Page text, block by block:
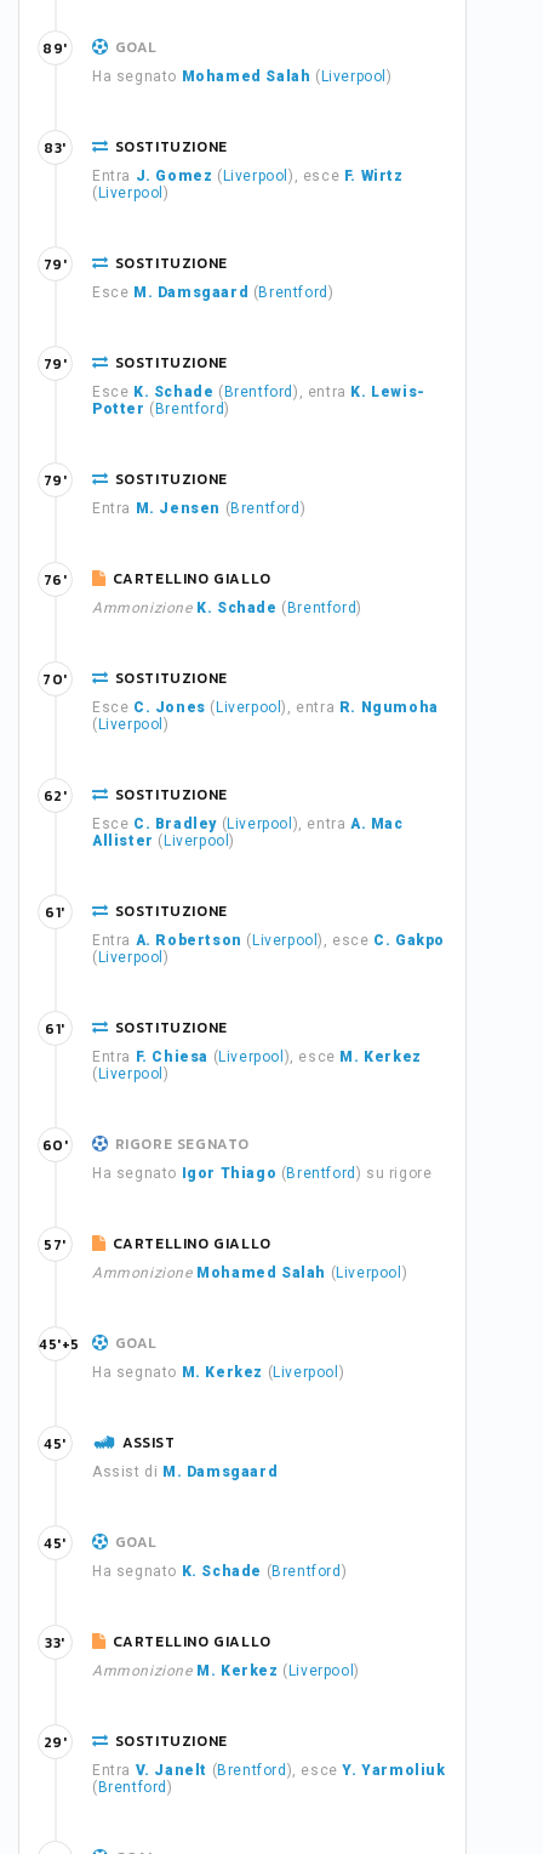
GOAL
Ha segnato Mohamed Salah ( Liverpool)
89'
SOSTITUZIONE
Entra J. Gomez ( Liverpool), esce F. Wirtz
( Liverpool)
83'
SOSTITUZIONE
Esce M. Damsgaard ( Brentford )
79'
SOSTITUZIONE
Esce K. Schade ( Brentford), entra K. Lewis-
Potter ( Brentford)
79'
SOSTITUZIONE
Entra M. Jensen ( Brentford )
79'
CARTELLINO GIALLO
Ammonizione K. Schade ( Brentford)
76'
SOSTITUZIONE
Esce C. Jones ( Liverpool), entra R. Ngumoha
( Liverpool)
70'
SOSTITUZIONE
Esce C. Bradley ( Liverpool ), entraA. Mac
Allister ( Liverpool)
62'
SOSTITUZIONE
Entra A. Robertson ( Liverpool), esce C. Gakpo
( Liverpool)
61'
SOSTITUZIONE
Entra F. Chiesa ( Liverpool ), esce M. Kerkez
( Liverpool)
61'
RIGORE SEGNATO
Ha segnato Igor Thiago ( Brentford ) su rigore
60'
CARTELLINO GIALLO
Ammonizione Mohamed Salah ( Liverpool )
57'
GOAL
Ha segnato M. Kerkez ( Liverpool )
45'+5
ASSIST
Assist di M. Damsgaard
45'
GOAL
Ha segnato K. Schade ( Brentford )
45'
CARTELLINO GIALLO
Ammonizione M. Kerkez ( Liverpool)
33'
SOSTITUZIONE
Entra V. Janelt ( Brentford ), esceY. Yarmoliuk
( Brentford)
29'